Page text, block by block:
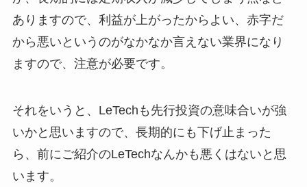
ありますので、利益が上がったからよい、赤字だ
から悪いというのがなかなか言えない業界になり
ますので、注意が必要です。
それをいうと、LeTechも先行投資の意味合いが強
いかと思いますので、長期的にも下げ止まった
ら、前にご紹介のLeTechなんかも悪くはないと思
います。